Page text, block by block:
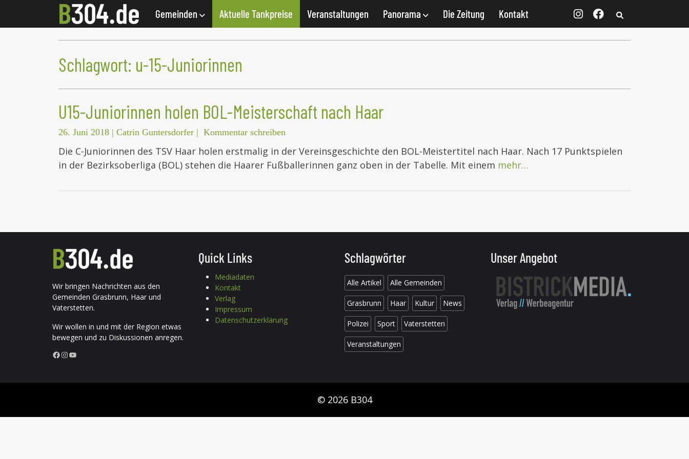
Gemeinden Aktuelle Tankpreise Veranstaltungen Panorama Die Zeitung Kontakt
Schlagwort: u-15-Juniorinnen
U15-Juniorinnen holen BOL-Meisterschaft nach Haar
26. Juni 2018 | Catrin Guntersdorfer | Kommentar schreiben
Die C-Juniorinnen des TSV Haar holen erstmalig in der Vereinsgeschichte den BOL-Meistertitel nach Haar. Nach 17 Punktspielen
in der Bezirksoberliga (BOL) stehen die Haarer Fußballerinnen ganz oben in der Tabelle. Mit einem mehr…
Wir bringen Nachrichten aus den
Gemeinden Grasbrunn, Haar und
Vaterstetten.
Wir wollen in und mit der Region etwas
bewegen und zu Diskussionen anregen.
Facebook InstagramYouTube
Quick Links
Mediadaten
Kontakt
Verlag
Impressum
Datenschutzerklärung
Schlagwörter
Alle Artikel Alle Gemeinden
Grasbrunn Haar Kultur News
Polizei Sport Vaterstetten
Veranstaltungen
Unser Angebot
© 2026 B304